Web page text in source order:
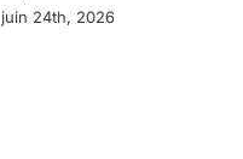
juin 24th, 2026